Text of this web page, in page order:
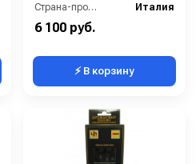
Страна-производитель:
Италия
6 100 руб.
⚡ В корзину